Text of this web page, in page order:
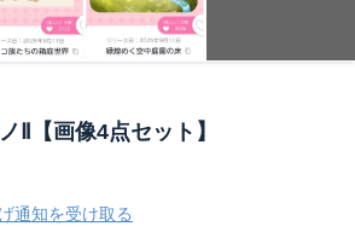
Ⅱ【画像4点セット】
通知を受け取る